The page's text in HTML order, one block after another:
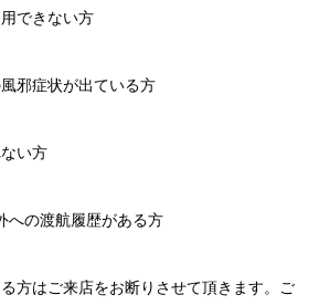
できない方
邪症状が出ている方
い方
への渡航履歴がある方
方はご来店をお断りさせて頂きます。ご